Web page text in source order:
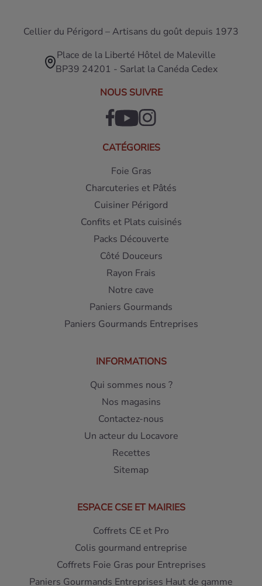
Cellier du Périgord – Artisans du goût depuis 1973
Place de la Liberté Hôtel de Maleville
BP39 24201 - Sarlat la Canéda Cedex
NOUS SUIVRE
CATÉGORIES
Foie Gras
Charcuteries et Pâtés
Cuisiner Périgord
Confits et Plats cuisinés
Packs Découverte
Côté Douceurs
Rayon Frais
Notre cave
Paniers Gourmands
Paniers Gourmands Entreprises
INFORMATIONS
Qui sommes nous ?
Nos magasins
Contactez-nous
Un acteur du Locavore
Recettes
Sitemap
ESPACE CSE ET MAIRIES
Coffrets CE et Pro
Colis gourmand entreprise
Coffrets Foie Gras pour Entreprises
Paniers Gourmands Entreprises Haut de gamme